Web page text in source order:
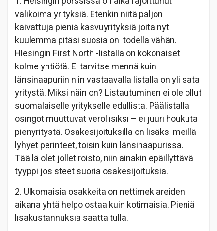
valikoima yrityksiä. Etenkin niitä paljon
kaivattuja pieniä kasvuyrityksiä joita nyt
kuulemma pitäsi suosia on todella vähän.
Hlesingin First North -listalla on kokonaiset
kolme yhtiötä. Ei tarvitse mennä kuin
länsinaapuriin niin vastaavalla listalla on yli sata
yritystä. Miksi näin on? Listautuminen ei ole ollut
suomalaiselle yritykselle edullista. Päälistalla
osingot muuttuvat verollisiksi – ei juuri houkuta
pienyritystä. Osakesijoituksilla on lisäksi meillä
lyhyet perinteet, toisin kuin länsinaapurissa.
Täällä olet jollet roisto, niin ainakin epäillyttävä
tyyppi jos steet suoria osakesijoituksia.
2. Ulkomaisia osakkeita on nettimeklareiden
aikana yhtä helpo ostaa kuin kotimaisia. Pieniä
lisäkustannuksia saatta tulla.